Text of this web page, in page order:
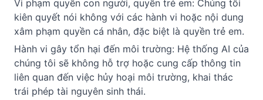
Vi phạm quyền con người, quyền trẻ em: Chúng tôi
kiên quyết nói không với các hành vi hoặc nội dung
xâm phạm quyền cá nhân, đặc biệt là quyền trẻ em.
Hành vi gây tổn hại đến môi trường: Hệ thống AI của
chúng tôi sẽ không hỗ trợ hoặc cung cấp thông tin
liên quan đến việc hủy hoại môi trường, khai thác
trái phép tài nguyên sinh thái.